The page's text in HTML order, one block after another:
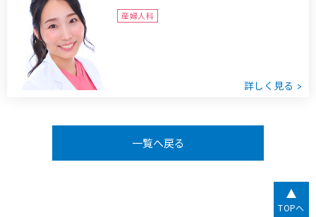
産婦人科
詳しく見る
一覧へ戻る
TOPへ